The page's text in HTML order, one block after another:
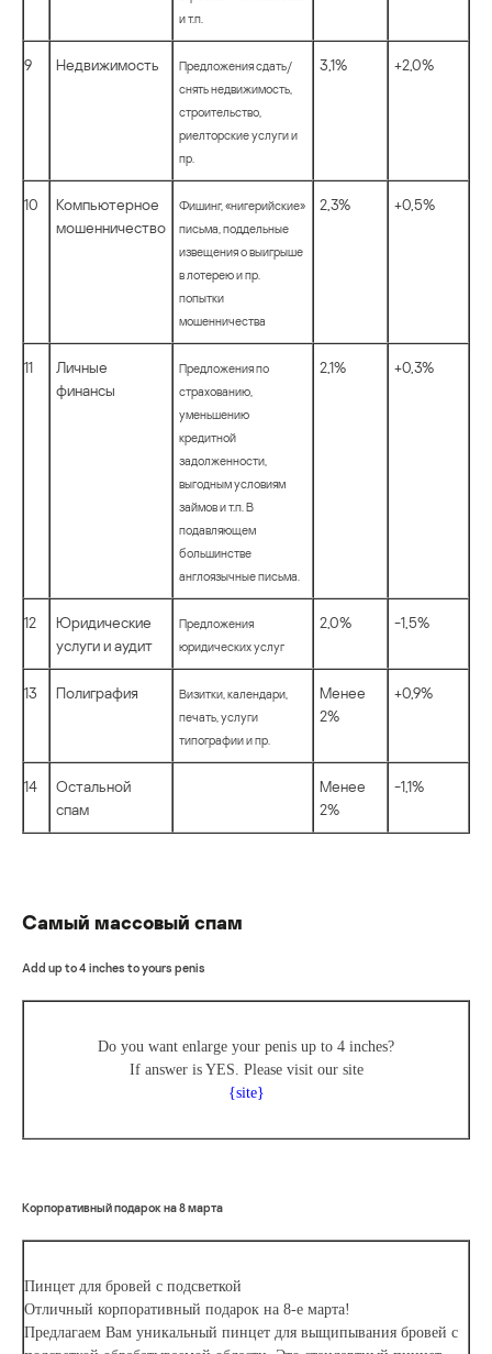
и т.п.
9 Недвижимость
Предложения сдать/
снять недвижимость,
строительство,
риелторские услуги и
пр.
3,1% +2,0%
10
Компьютерное
мошенничество
Фишинг, «нигерийские»
письма, поддельные
извещения о выигрыше
в лотерею и пр.
попытки
мошенничества
2,3% +0,5%
11
Личные
финансы
Предложения по
страхованию,
уменьшению
кредитной
задолженности,
выгодным условиям
займов и т.п. В
подавляющем
большинстве
англоязычные письма.
2,1% +0,3%
12
Юридические
услуги и аудит
Предложения
юридических услуг
2,0% -1,5%
13 Полиграфия
Визитки, календари,
печать, услуги
типографии и пр.
Менее
2%
+0,9%
14
Остальной
спам
Менее
2%
-1,1%
Самый массовый спам
Add up to 4 inches to yours penis
Do you want enlarge your penis up to 4 inches?
If answer is YES. Please visit our site
{site}
Корпоративный подарок на 8 марта
Пинцет для бровей с подсветкой
Отличный корпоративный подарок на 8-е марта!
Предлагаем Вам уникальный пинцет для выщипывания бровей с